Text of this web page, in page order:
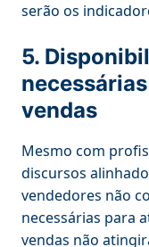
serão os
5.
vendas
Mesmo com
discursos
vendedores não
necessárias para
vendas não